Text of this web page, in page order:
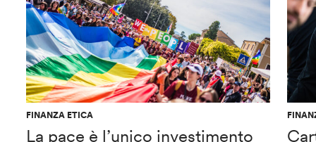
FINANZA ETICA
La pace è l’unico investimento